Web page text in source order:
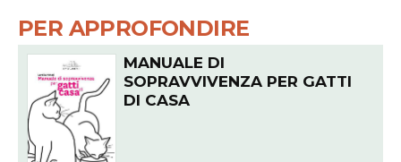
PER APPROFONDIRE
MANUALE DI
SOPRAVVIVENZA PER GATTI
DI CASA